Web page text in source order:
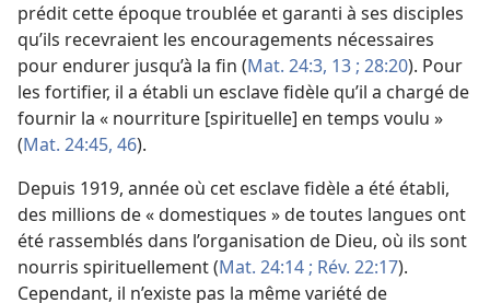
prédit cette époque troublée et garanti à ses disciples
qu’ils recevraient les encouragements nécessaires
pour endurer jusqu’à la fin (Mat. 24:3, 13 ; 28:20). Pour
les fortifier, il a établi un esclave fidèle qu’il a chargé de
fournir la « nourriture [spirituelle] en temps voulu »
(Mat. 24:45, 46).
Depuis 1919, année où cet esclave fidèle a été établi,
des millions de « domestiques » de toutes langues ont
été rassemblés dans l’organisation de Dieu, où ils sont
nourris spirituellement (Mat. 24:14 ; Rév. 22:17).
Cependant, il n’existe pas la même variété de